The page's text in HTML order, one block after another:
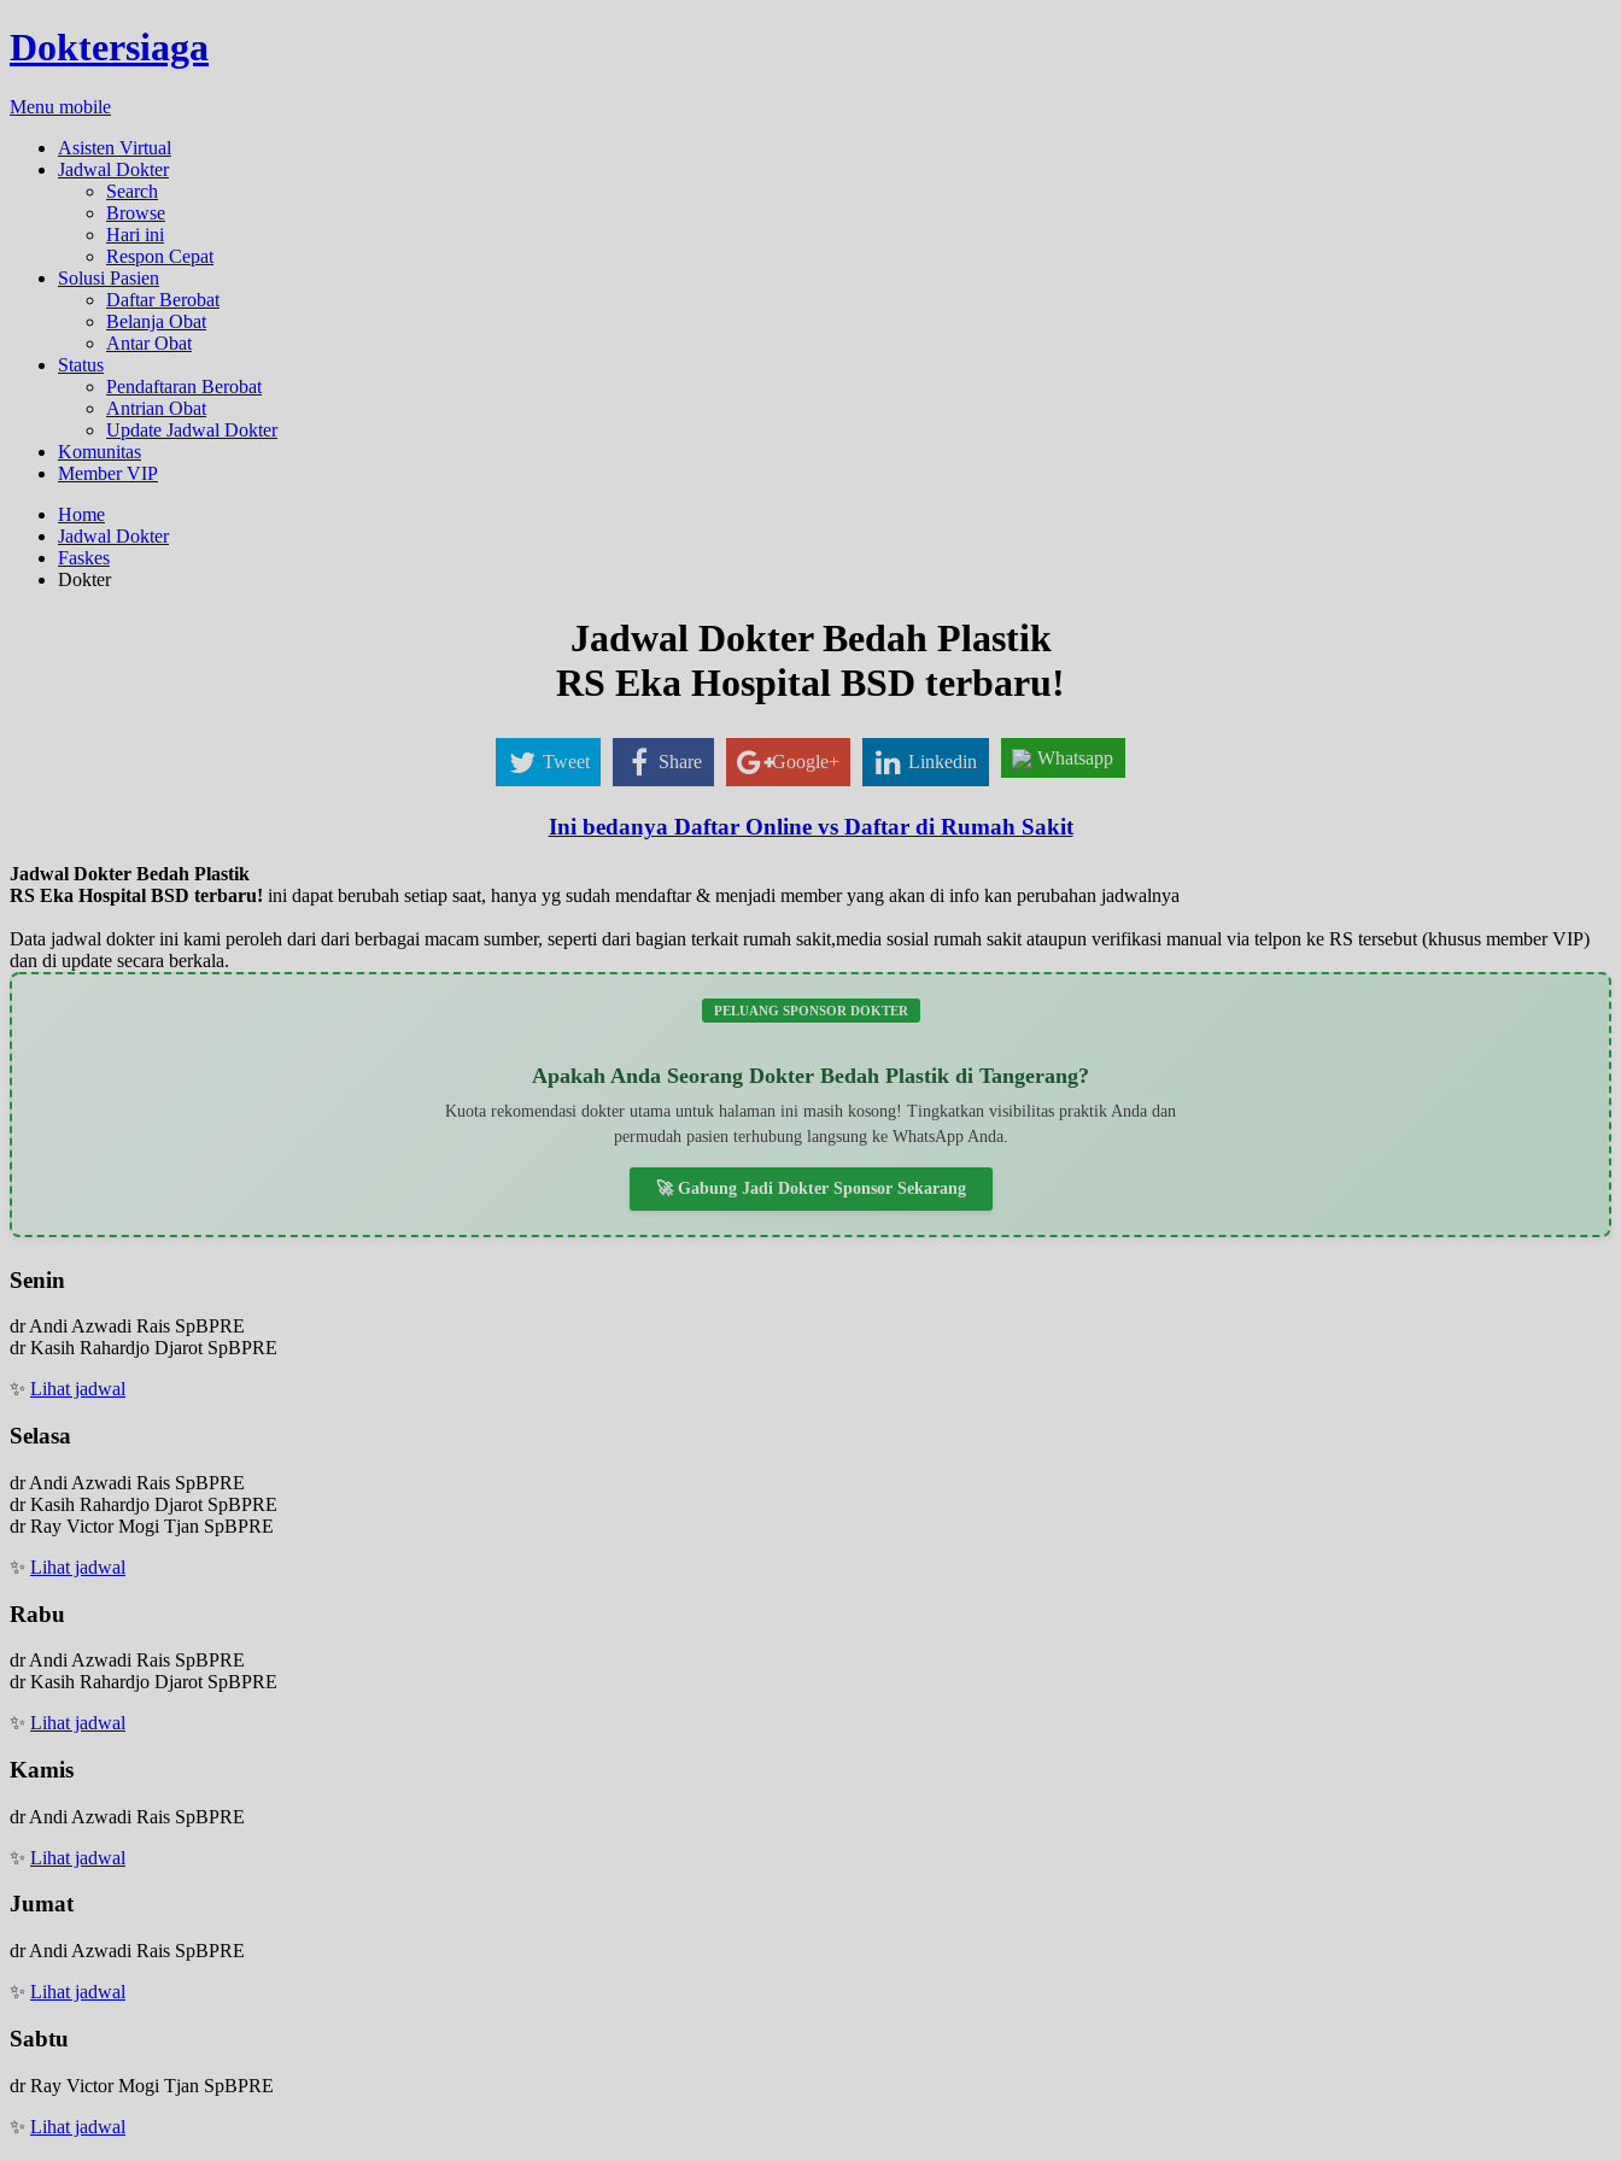
Doktersiaga
Menu mobile
Asisten Virtual
Jadwal Dokter
Search
Browse
Hari ini
Respon Cepat
Solusi Pasien
Daftar Berobat
Belanja Obat
Antar Obat
Status
Pendaftaran Berobat
Antrian Obat
Update Jadwal Dokter
Komunitas
Member VIP
Home
Jadwal Dokter
Faskes
Dokter
Jadwal Dokter Bedah Plastik
RS Eka Hospital BSD terbaru!
Tweet Share Google+ Linkedin Whatsapp
Ini bedanya Daftar Online vs Daftar di Rumah Sakit
Jadwal Dokter Bedah Plastik
RS Eka Hospital BSD terbaru! ini dapat berubah setiap saat, hanya yg sudah mendaftar & menjadi member yang akan di info kan perubahan jadwalnya
Data jadwal dokter ini kami peroleh dari dari berbagai macam sumber, seperti dari bagian terkait rumah sakit,media sosial rumah sakit ataupun verifikasi manual via telpon ke RS tersebut (khusus member VIP)
dan di update secara berkala.
PELUANG SPONSOR DOKTER
Apakah Anda Seorang Dokter Bedah Plastik di Tangerang?
Kuota rekomendasi dokter utama untuk halaman ini masih kosong! Tingkatkan visibilitas praktik Anda dan
permudah pasien terhubung langsung ke WhatsApp Anda.
🚀 Gabung Jadi Dokter Sponsor Sekarang
Senin
dr Andi Azwadi Rais SpBPRE
dr Kasih Rahardjo Djarot SpBPRE
✨ Lihat jadwal
Selasa
dr Andi Azwadi Rais SpBPRE
dr Kasih Rahardjo Djarot SpBPRE
dr Ray Victor Mogi Tjan SpBPRE
✨ Lihat jadwal
Rabu
dr Andi Azwadi Rais SpBPRE
dr Kasih Rahardjo Djarot SpBPRE
✨ Lihat jadwal
Kamis
dr Andi Azwadi Rais SpBPRE
✨ Lihat jadwal
Jumat
dr Andi Azwadi Rais SpBPRE
✨ Lihat jadwal
Sabtu
dr Ray Victor Mogi Tjan SpBPRE
✨ Lihat jadwal